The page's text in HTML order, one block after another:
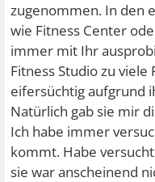
zugenommen. In den
wie Fitness Center
immer mit Ihr
Fitness Studio zu viele
eifersüchtig aufgrund
Natürlich gab sie mir
Ich habe immer
kommt. Habe
sie war anscheinend